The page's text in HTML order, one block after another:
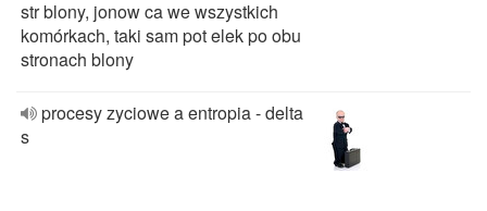
str blony, jonow ca we wszystkich
komórkach, taki sam pot elek po obu
stronach blony
procesy zyciowe a entropia - delta
s